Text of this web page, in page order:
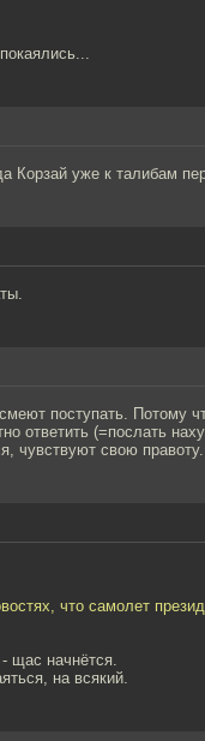
Корзай уже к талибам
поступать. Потому
ответить (=послать
чувствуют свою правоту.
что самолет
щас начнётся.
на всякий.